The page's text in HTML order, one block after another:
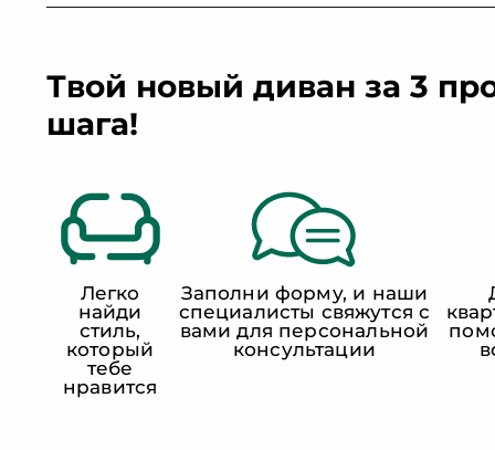
Твой новый диван за 3
шага!
Легко
найди
стиль,
который
тебе
нравится
Заполни форму, и наши
специалисты свяжутся с
вами для персональной
консультации